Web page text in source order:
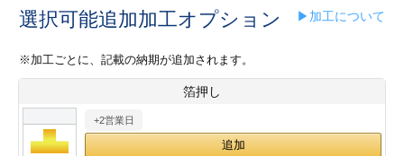
ックカード印刷
業ツール印刷
＆盛り上げ印刷
方法
/送料について
ックカード名刺
ムカード
型マル型印刷
加工指示ガイド
ックカード
ード印刷
印刷
り
プル請求
24
25 26 27
29
土
1
2 3
8 9 10 11
12
選択可能追加加工オプション ▶加工について
※加工ごとに、記載の納期が追加されます。
箔押し
+2営業日